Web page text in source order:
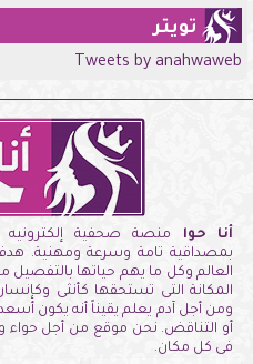
تويتر
Tweets by anahwaweb
أنا حوا منصة صحفية إلكترونيه
بمصداقية تامة وسرعة ومهنية.
العالم وكل ما يهم حياتها
المكانة التى تستحقها كأنثى
ومن أجل آدم يعلم يقيناً أنه يكون
أو التناقض. نحن موقع من أجل حواء
فى كل مكان.